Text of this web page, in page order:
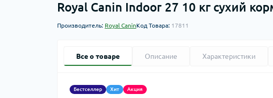
Royal Canin Indoor 27 10 кг сухий
Производитель: Royal CaninКод Товара: 17811
Все о товаре Описание Характеристики
Бестселлер Хит Акция